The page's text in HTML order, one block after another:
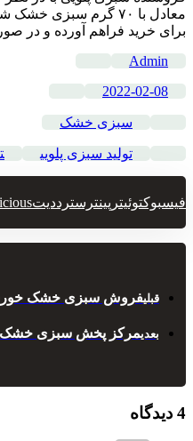
معادل با ۷۰ گرم
برای خرید فراهم آورده و در
Admin
2022-02-08
سبزی خشک
تولید سبزی پلویی
فیسبوکتوئیتر پینترسترددیت
قبلیفروش سبزی خشک
بعدیمرکز پخش سبزی خشک
4 دیدگاه